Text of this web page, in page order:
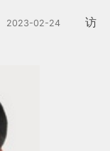
2023-02-24
访